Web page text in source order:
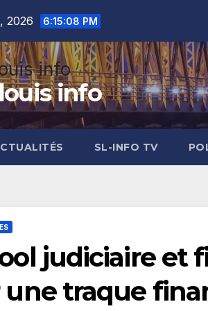
2026 6:15:09 PM
info
SL-INFO TV
judiciaire et
une traque